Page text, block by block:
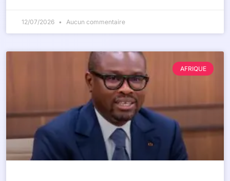
12/07/2026 Aucun commentaire
AFRIQUE